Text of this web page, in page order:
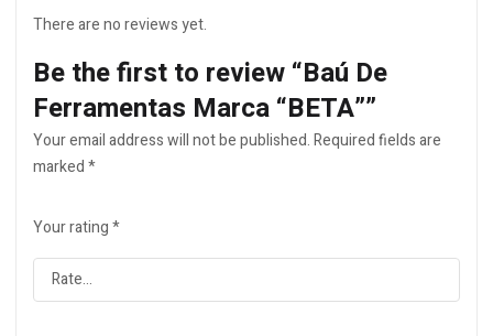
There are no reviews yet.
Be the first to review “Baú De
Ferramentas Marca “BETA””
Your email address will not be published.Required fields are
marked*
Your rating*